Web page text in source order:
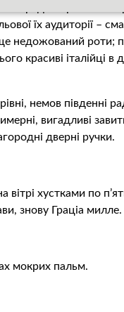
серед смартів
їх аудиторії –
недожований роти;
красиві італійці в
немов південні
вигадливі
дверні ручки.
хустками по
знову Граціа милле.
мокрих пальм.